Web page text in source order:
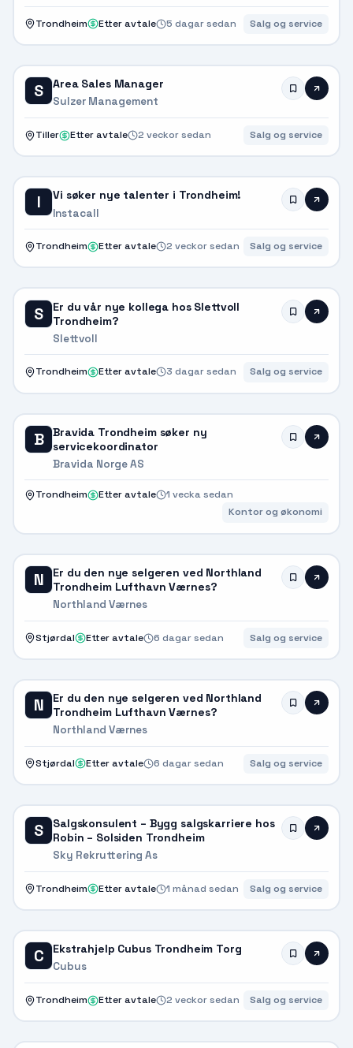
Trondheim Etter avtale 5 dagar sedan Salg og service
S Area Sales Manager
Sulzer Management
Tiller Etter avtale 2 veckor sedan Salg og service
I Vi søker nye talenter i Trondheim!
Instacall
Trondheim Etter avtale 2 veckor sedan Salg og service
S
Er du vår nye kollega hos Slettvoll
Trondheim?
Slettvoll
Trondheim Etter avtale 3 dagar sedan Salg og service
B
Bravida Trondheim søker ny
servicekoordinator
Bravida Norge AS
Trondheim Etter avtale
1 vecka sedan
Kontor og økonomi
N
Er du den nye selgeren ved Northland
Trondheim Lufthavn Værnes?
Northland Værnes
Stjørdal Etter avtale 6 dagar sedan Salg og service
N
Er du den nye selgeren ved Northland
Trondheim Lufthavn Værnes?
Northland Værnes
Stjørdal Etter avtale 6 dagar sedan Salg og service
S
Salgskonsulent – Bygg salgskarriere hos
Robin – Solsiden Trondheim
Sky Rekruttering As
Trondheim Etter avtale 1 månad sedan Salg og service
C Ekstrahjelp Cubus Trondheim Torg
Cubus
Trondheim Etter avtale 2 veckor sedan Salg og service